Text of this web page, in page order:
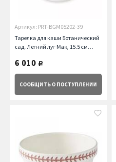
Артикул: PRT-BGM05202-39
Тарелка для каши Ботанический
сад. Летний луг Мак, 15.5 см
6 010 руб.
СООБЩИТЬ О ПОСТУПЛЕНИИ